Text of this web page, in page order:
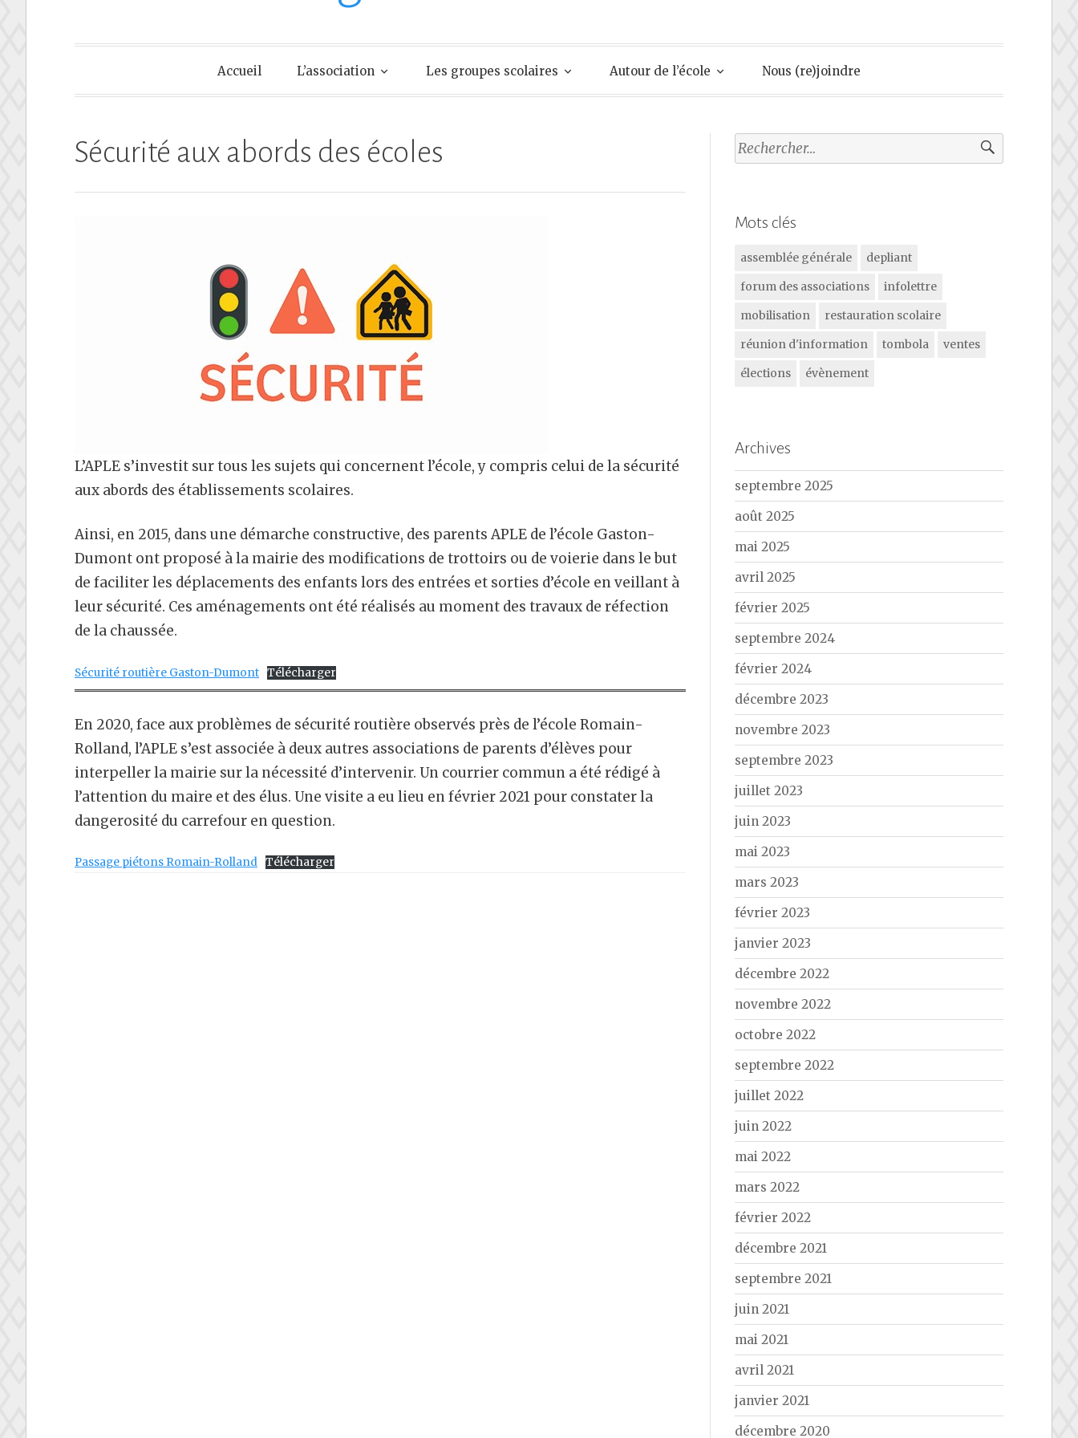
Accueil L’association Les groupes scolaires Autour de l’école Nous (re)joindre
Sécurité aux abords des écoles
L’APLE s’investit sur tous les sujets qui concernent l’école, y compris celui de la sécurité
aux abords des établissements scolaires.
Ainsi, en 2015, dans une démarche constructive, des parents APLE de l’école Gaston-
Dumont ont proposé à la mairie des modifications de trottoirs ou de voierie dans le but
de faciliter les déplacements des enfants lors des entrées et sorties d’école en veillant à
leur sécurité. Ces aménagements ont été réalisés au moment des travaux de réfection
de la chaussée.
Sécurité routière Gaston-Dumont Télécharger
En 2020, face aux problèmes de sécurité routière observés près de l’école Romain-
Rolland, l’APLE s’est associée à deux autres associations de parents d’élèves pour
interpeller la mairie sur la nécessité d’intervenir. Un courrier commun a été rédigé à
l’attention du maire et des élus. Une visite a eu lieu en février 2021 pour constater la
dangerosité du carrefour en question.
Passage piétons Romain-Rolland Télécharger
Rechercher :
Mots clés
assemblée générale
depliant
forum des associations
infolettre
mobilisation
restauration scolaire
réunion d'information
tombola
ventes
élections
évènement
Archives
septembre 2025
août 2025
mai 2025
avril 2025
février 2025
septembre 2024
février 2024
décembre 2023
novembre 2023
septembre 2023
juillet 2023
juin 2023
mai 2023
mars 2023
février 2023
janvier 2023
décembre 2022
novembre 2022
octobre 2022
septembre 2022
juillet 2022
juin 2022
mai 2022
mars 2022
février 2022
décembre 2021
septembre 2021
juin 2021
mai 2021
avril 2021
janvier 2021
décembre 2020